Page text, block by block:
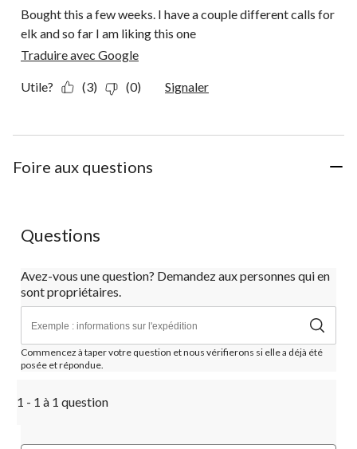
Bought this a few weeks. I have a couple different calls for
elk and so far I am liking this one
Traduire avec Google
Utile? (3) (0) Signaler
Foire aux questions
Questions
Avez-vous une question? Demandez aux personnes qui en
sont propriétaires.
Commencez à taper votre question et nous vérifierons si elle a déjà été
posée et répondue.
1 - 1 à 1 question